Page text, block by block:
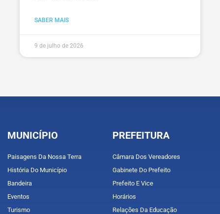
SABER MAIS
9 de julho de 2026
MUNICÍPIO
Paisagens Da Nossa Terra
História Do Município
Bandeira
Eventos
Turismo
PREFEITURA
Câmara Dos Vereadores
Gabinete Do Prefeito
Prefeito E Vice
Horários
Relações Da Educação